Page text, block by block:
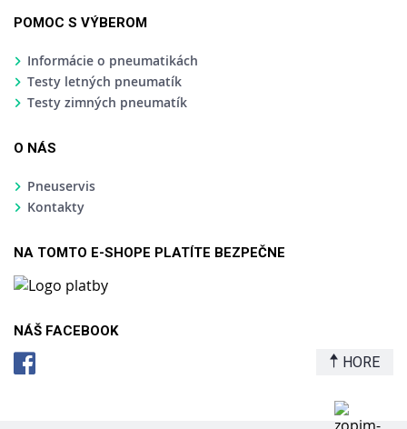
POMOC S VÝBEROM
Informácie o pneumatikách
Testy letných pneumatík
Testy zimných pneumatík
O NÁS
Pneuservis
Kontakty
NA TOMTO E-SHOPE PLATÍTE BEZPEČNE
NÁŠ FACEBOOK
HORE